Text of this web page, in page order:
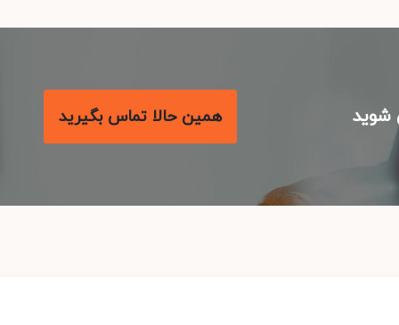
همین حالا تماس بگیرید